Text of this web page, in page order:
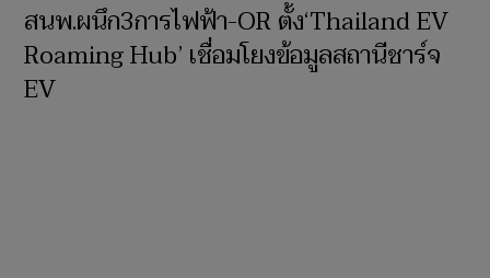
สนพ.ผนึก3การไฟฟ้า-OR ตั้ง‘Thailand EV
Roaming Hub’ เชื่อมโยงข้อมูลสถานีชาร์จ
EV